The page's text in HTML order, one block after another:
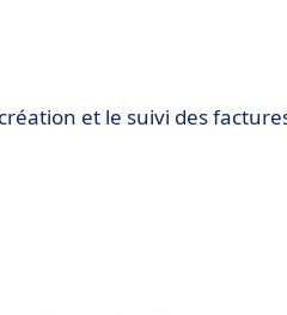
et le suivi des